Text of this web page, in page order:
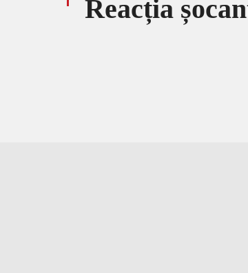
Reacția